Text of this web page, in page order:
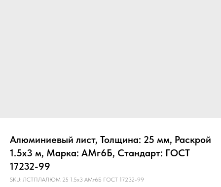
Алюминиевый лист, Толщина: 25 мм, Раскрой
1.5х3 м, Марка: АМг6Б, Стандарт: ГОСТ
17232-99
SKU: ЛСТПЛАЛЮМ 25 1.5х3 АМг6Б ГОСТ 17232-99